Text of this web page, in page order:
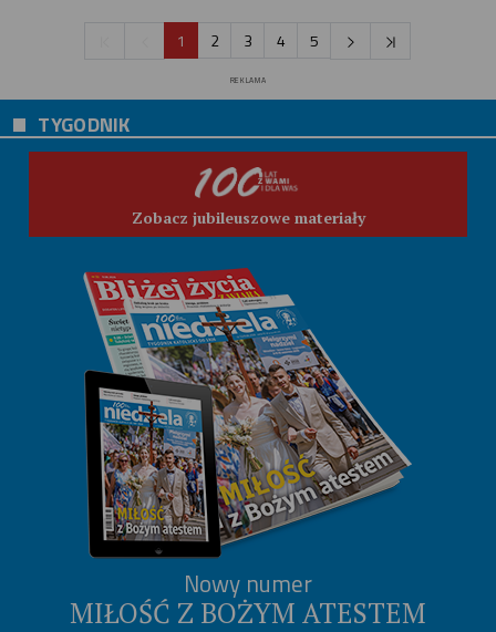
1 2 3 4 5
REKLAMA
TYGODNIK
Zobacz jubileuszowe materiały
Nowy numer
MIŁOŚĆ Z BOŻYM ATESTEM